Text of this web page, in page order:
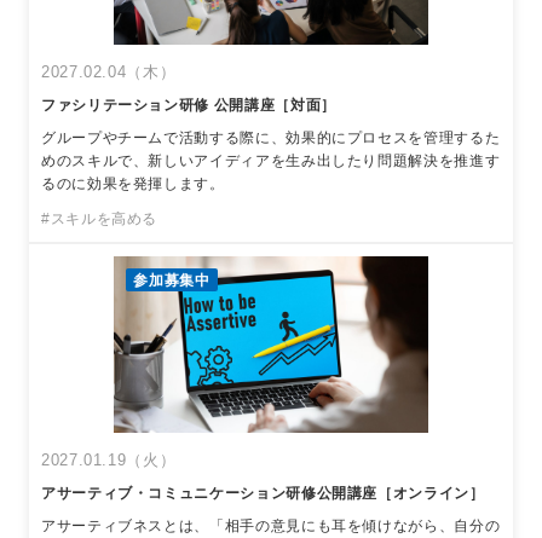
2027.02.04（木）
ファシリテーション研修 公開講座［対面］
グループやチームで活動する際に、効果的にプロセスを管理するた
めのスキルで、新しいアイディアを生み出したり問題解決を推進す
るのに効果を発揮します。
#スキルを高める
参加募集中
2027.01.19（火）
アサーティブ・コミュニケーション研修公開講座［オンライン］
アサーティブネスとは、「相手の意見にも耳を傾けながら、自分の